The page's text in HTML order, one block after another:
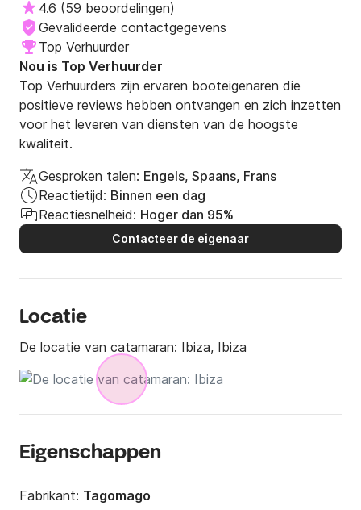
4.6 (59 beoordelingen)
Gevalideerde contactgegevens
Top Verhuurder
Nou is Top Verhuurder
Top Verhuurders zijn ervaren booteigenaren die
positieve reviews hebben ontvangen en zich inzetten
voor het leveren van diensten van de hoogste
kwaliteit.
Gesproken talen: Engels, Spaans, Frans
Reactietijd: Binnen een dag
Reactiesnelheid: Hoger dan 95%
Contacteer de eigenaar
Locatie
De locatie van catamaran: Ibiza, Ibiza
Eigenschappen
Fabrikant: Tagomago